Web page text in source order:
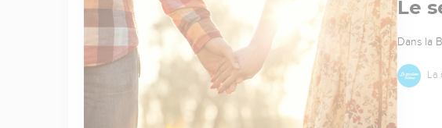
Le
Dans la
La